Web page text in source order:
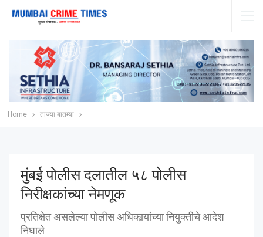
Home ताज्या बातम्या
मुंबई पोलीस दलातील ५८ पोलीस
निरीक्षकांच्या नेमणूक
प्रतिक्षेत असलेल्या पोलीस अधिकार्‍यांच्या नियुक्तीचे आदेश
निघाले